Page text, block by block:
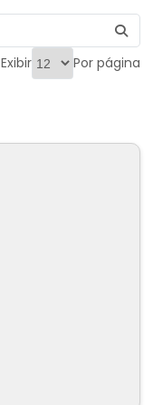
Exibir Por página